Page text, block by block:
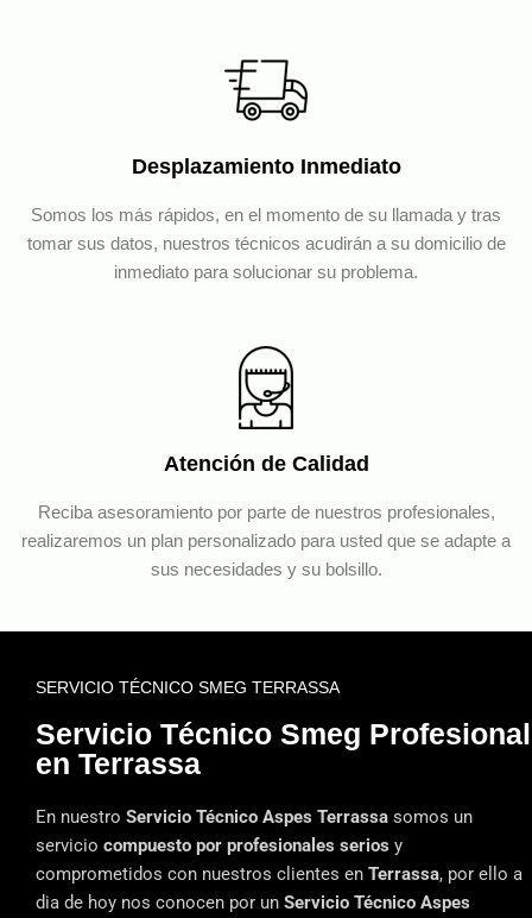
Desplazamiento Inmediato
Somos los más rápidos, en el momento de su llamada y tras
tomar sus datos, nuestros técnicos acudirán a su domicilio de
inmediato para solucionar su problema.
Atención de Calidad
Reciba asesoramiento por parte de nuestros profesionales,
realizaremos un plan personalizado para usted que se adapte a
sus necesidades y su bolsillo.
SERVICIO TÉCNICO SMEG TERRASSA
Servicio Técnico Smeg Profesional
en Terrassa
En nuestro Servicio Técnico Aspes Terrassa somos un
servicio compuesto por profesionales serios y
comprometidos con nuestros clientes en Terrassa, por ello a
dia de hoy nos conocen por un Servicio Técnico Aspes